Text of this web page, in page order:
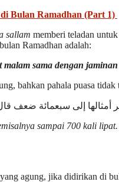
Bulan Ramadhan (Part 1)
sallam memberi teladan
Ramadhan adalah:
sama dengan
bahkan pahala puasa
إلى سبعمائة ضعف
sampai 700 kali
agung, jika didirikan di